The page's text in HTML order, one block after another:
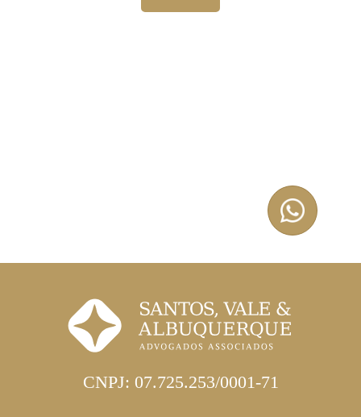
CNPJ: 07.725.253/0001-71